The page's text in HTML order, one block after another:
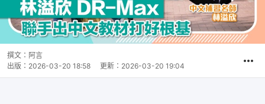
撰文： 阿言
出版： 2026-03-20 18:58 更新： 2026-03-20 19:04